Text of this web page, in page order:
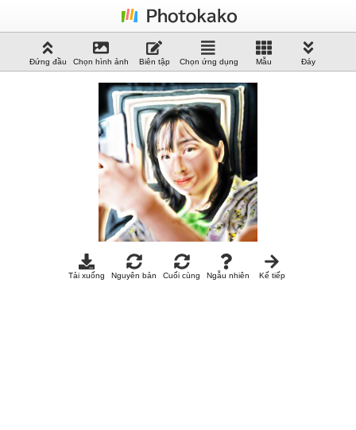
Đứng đầu Chọn hình ảnh Biên tập Chọn ứng dụng Mẫu Đáy
Tải xuống Nguyên bản Cuối cùng Ngẫu nhiên Kế tiếp